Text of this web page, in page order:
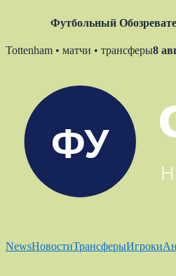
Футбольный
Skip
Tottenham • матчи • трансферы8
NewsНовостиТрансферыИгроки